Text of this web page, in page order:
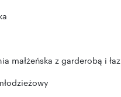
małżeńska z garderobą i